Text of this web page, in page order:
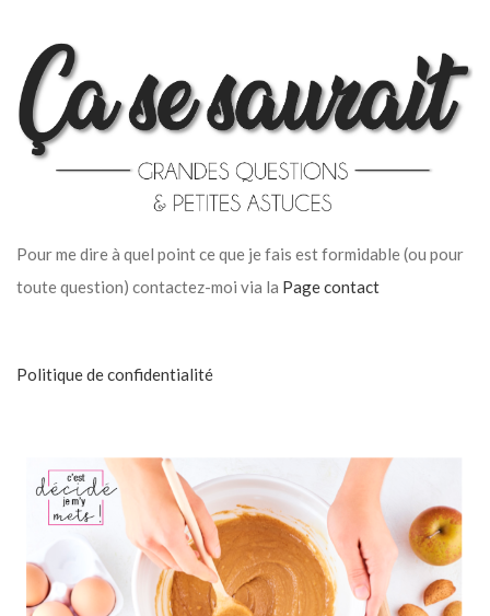
Pour me dire à quel point ce que je fais est formidable (ou pour
toute question) contactez-moi via la Page contact
Politique de confidentialité